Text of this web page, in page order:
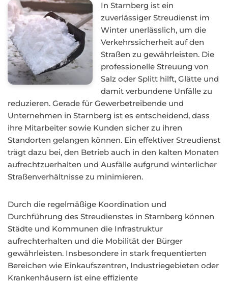
In Starnberg ist ein
zuverlässiger Streudienst im
Winter unerlässlich, um die
Verkehrssicherheit auf den
Straßen zu gewährleisten. Die
professionelle Streuung von
Salz oder Splitt hilft, Glätte und
damit verbundene Unfälle zu
reduzieren. Gerade für Gewerbetreibende und
Unternehmen in Starnberg ist es entscheidend, dass
ihre Mitarbeiter sowie Kunden sicher zu ihren
Standorten gelangen können. Ein effektiver Streudienst
trägt dazu bei, den Betrieb auch in den kalten Monaten
aufrechtzuerhalten und Ausfälle aufgrund winterlicher
Straßenverhältnisse zu minimieren.
Durch die regelmäßige Koordination und
Durchführung des Streudienstes in Starnberg können
Städte und Kommunen die Infrastruktur
aufrechterhalten und die Mobilität der Bürger
gewährleisten. Insbesondere in stark frequentierten
Bereichen wie Einkaufszentren, Industriegebieten oder
Krankenhäusern ist eine effiziente